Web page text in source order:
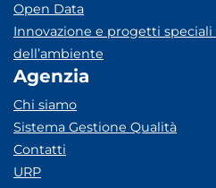
Open Data
Innovazione e progetti
dell’ambiente
Agenzia
Chi siamo
Sistema Gestione Qualità
Contatti
URP